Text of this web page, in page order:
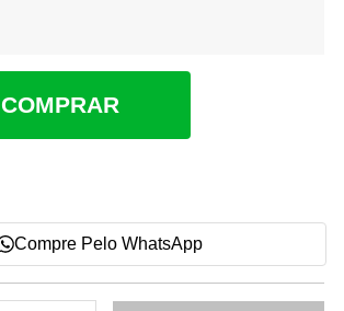
COMPRAR
Compre Pelo WhatsApp